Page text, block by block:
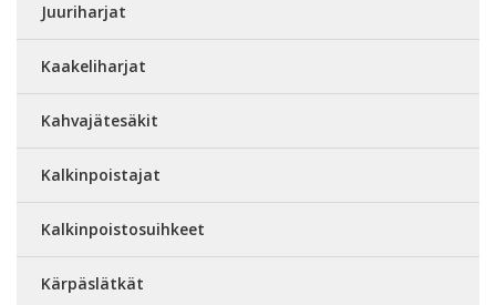
Juuriharjat
Kaakeliharjat
Kahvajätesäkit
Kalkinpoistajat
Kalkinpoistosuihkeet
Kärpäslätkät